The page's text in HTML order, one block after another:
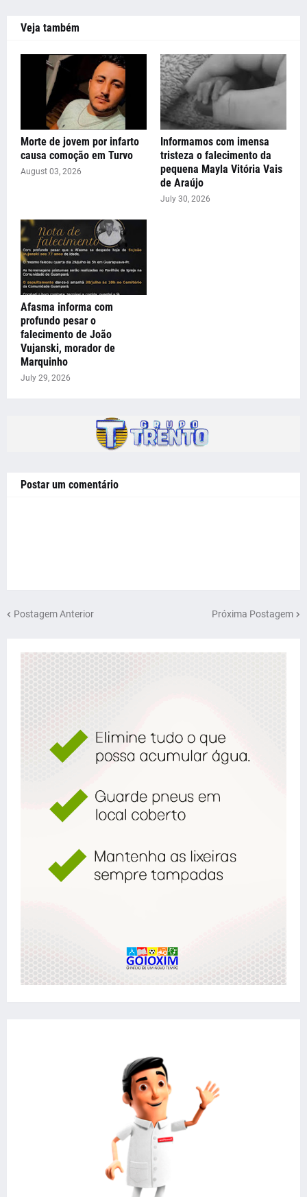
Veja também
Morte de jovem por infarto
causa comoção em Turvo
August 03, 2026
Informamos com imensa
tristeza o falecimento da
pequena Mayla Vitória Vais
de Araújo
July 30, 2026
Afasma informa com
profundo pesar o
falecimento de João
Vujanski, morador de
Marquinho
July 29, 2026
Postar um comentário
Postagem Anterior Próxima Postagem